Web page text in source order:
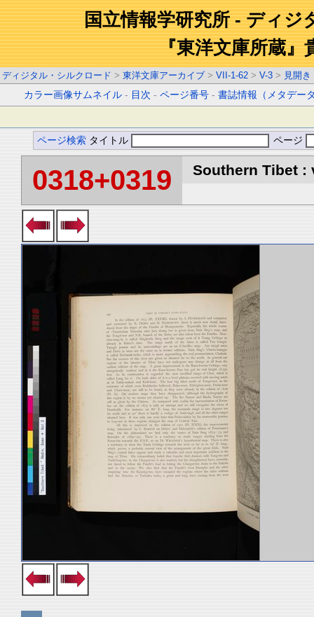
国立情報学研究所 - ディジ
『東洋文庫所蔵』
ディジタル・シルクロード > 東洋文庫アーカイブ > VII-1-62 > V-3 > 見開き
カラー画像サムネイル - 目次 -ページ番号 -書誌情報（メタデー
ページ検索 タイトル ページ
0318+0319 Southern Tibet :